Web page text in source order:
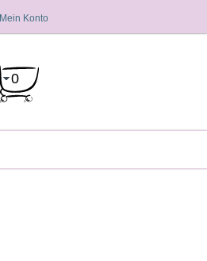
Mein Konto
0